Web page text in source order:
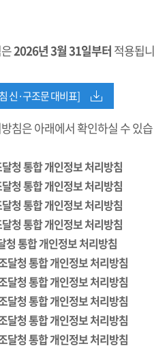
2026년 3월 31일부터 적용됩니
신·구조문 대비표]
침은 아래에서 확인하실 수 있습
청 통합 개인정보 처리방침
청 통합 개인정보 처리방침
청 통합 개인정보 처리방침
청 통합 개인정보 처리방침
청 통합 개인정보 처리방침
달청 통합 개인정보 처리방침
달청 통합 개인정보 처리방침
달청 통합 개인정보 처리방침
달청 통합 개인정보 처리방침
달청 통합 개인정보 처리방침